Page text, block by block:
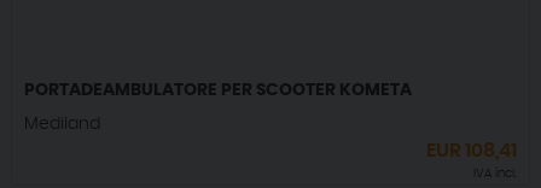
PORTADEAMBULATORE PER SCOOTER KOMETA
Mediland
EUR108,41
IVA incl.